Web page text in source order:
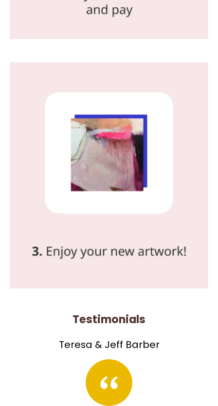
Testimonials
Teresa & Jeff Barber